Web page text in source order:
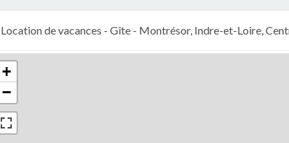
Location de vacances - Gîte - Montrésor, Indre-et-Loire,
+
−